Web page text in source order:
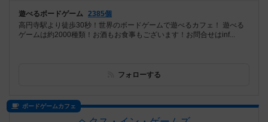
遊べるボードゲーム 2385個
高円寺駅より徒歩30秒！世界のボードゲームで遊べるカフェ！ 遊べる
ゲームは約2000種類！お酒もお食事もございます！お問合せはinf...
フォローする
ボードゲームカフェ